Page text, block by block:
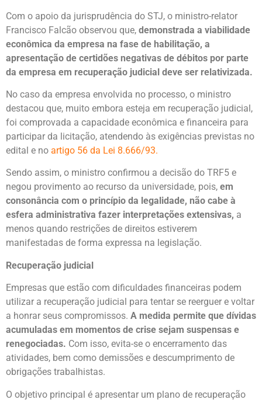
Com o apoio da jurisprudência do STJ, o ministro-relator
Francisco Falcão observou que, demonstrada a viabilidade
econômica da empresa na fase de habilitação, a
apresentação de certidões negativas de débitos por parte
da empresa em recuperação judicial deve ser relativizada.
No caso da empresa envolvida no processo, o ministro
destacou que, muito embora esteja em recuperação judicial,
foi comprovada a capacidade econômica e financeira para
participar da licitação, atendendo às exigências previstas no
edital e no artigo 56 da Lei 8.666/93.
Sendo assim, o ministro confirmou a decisão do TRF5 e
negou provimento ao recurso da universidade, pois, em
consonância com o princípio da legalidade, não cabe à
esfera administrativa fazer interpretações extensivas, a
menos quando restrições de direitos estiverem
manifestadas de forma expressa na legislação.
Recuperação judicial
Empresas que estão com dificuldades financeiras podem
utilizar a recuperação judicial para tentar se reerguer e voltar
a honrar seus compromissos. A medida permite que dívidas
acumuladas em momentos de crise sejam suspensas e
renegociadas. Com isso, evita-se o encerramento das
atividades, bem como demissões e descumprimento de
obrigações trabalhistas.
O objetivo principal é apresentar um plano de recuperação